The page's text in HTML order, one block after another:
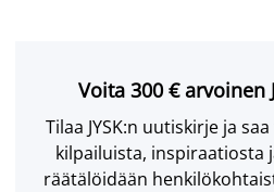
Voita 300 € arvoinen
Tilaa JYSK:n uutiskirje ja
kilpailuista, inspiraatiosta
räätälöidään